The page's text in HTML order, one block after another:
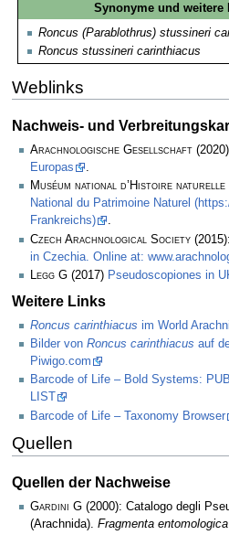
Synonyme und weitere
Roncus (Parablothrus) stussineri
Roncus stussineri carinthiacus
Weblinks
Nachweis- und
Arachnologische Gesellschaft
Europas
.
Muséum national d’Histoire naturelle
National du Patrimoine Naturel
Frankreichs)
.
Czech Arachnological Society (2015):
in Czechia. Online at:
Legg G (2017) Pseudoscopiones in
Weitere Links
Roncus carinthiacus im World
Bilder von Roncus carinthiacus auf
Piwigo.com
Barcode of Life – Bold Systems:
LIST
Barcode of Life – Taxonomy Browser
Quellen
Quellen der Nachweise
Gardini G (2000): Catalogo degli
(Arachnida). Fragmenta entomologica